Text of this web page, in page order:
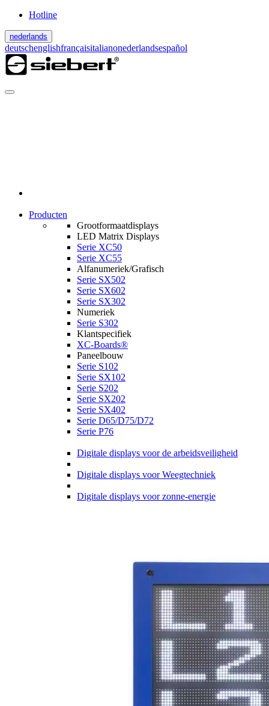
Hotline
nederlands
deutschenglishfrançaisitalianonederlandsespañol
Producten
Grootformaatdisplays
LED Matrix Displays
Serie XC50
Serie XC55
Alfanumeriek/Grafisch
Serie SX502
Serie SX602
Serie SX302
Numeriek
Serie S302
Klantspecifiek
XC-Boards®
Paneelbouw
Serie S102
Serie SX102
Serie S202
Serie SX202
Serie SX402
Serie D65/D75/D72
Serie P76
Digitale displays voor de arbeidsveiligheid
Digitale displays voor Weegtechniek
Digitale displays voor zonne-energie